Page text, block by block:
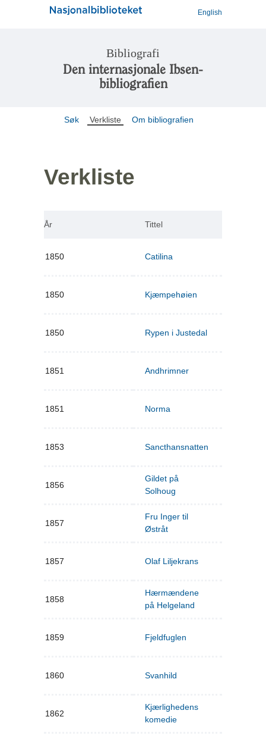
English
Bibliografi
Den internasjonale Ibsen-
bibliografien
Søk Verkliste Om bibliografien
Verkliste
År Tittel
1850 Catilina
1850 Kjæmpehøien
1850 Rypen i Justedal
1851 Andhrimner
1851 Norma
1853 Sancthansnatten
1856
Gildet på
Solhoug
1857
Fru Inger til
Østråt
1857 Olaf Liljekrans
1858
Hærmændene
på Helgeland
1859 Fjeldfuglen
1860 Svanhild
1862
Kjærlighedens
komedie